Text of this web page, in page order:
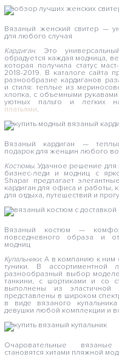
Вязаный женский свитер —
для любого случая
Кардиган. Это
обрадуется каждая модница,
которая получила статус
2018-2019. В каталоге сайта
разнообразие кардиганов
и стиля: теплые из
хлопка, с объемными
уютных пальто и легких
платьями.
Вязаный кардиган —
подарок для женщин любого
Костюмы. Удачное решение для
бизнес-леди и модниц с
Shapar предлагает
кардиган для офиса и работы,
для отдыха, путешествий и
Вязаный костюм —
повседневного образа и
модниц
Купальники. А в компанию к ним
туники. В ассортиментной
разнообразный выбор
танкини, с шортиками и со
выполнены из эластичной
представлены в широком
в виде вязаного
девушки любой комплекции и
Очаровательные
становятся хитами пляжной